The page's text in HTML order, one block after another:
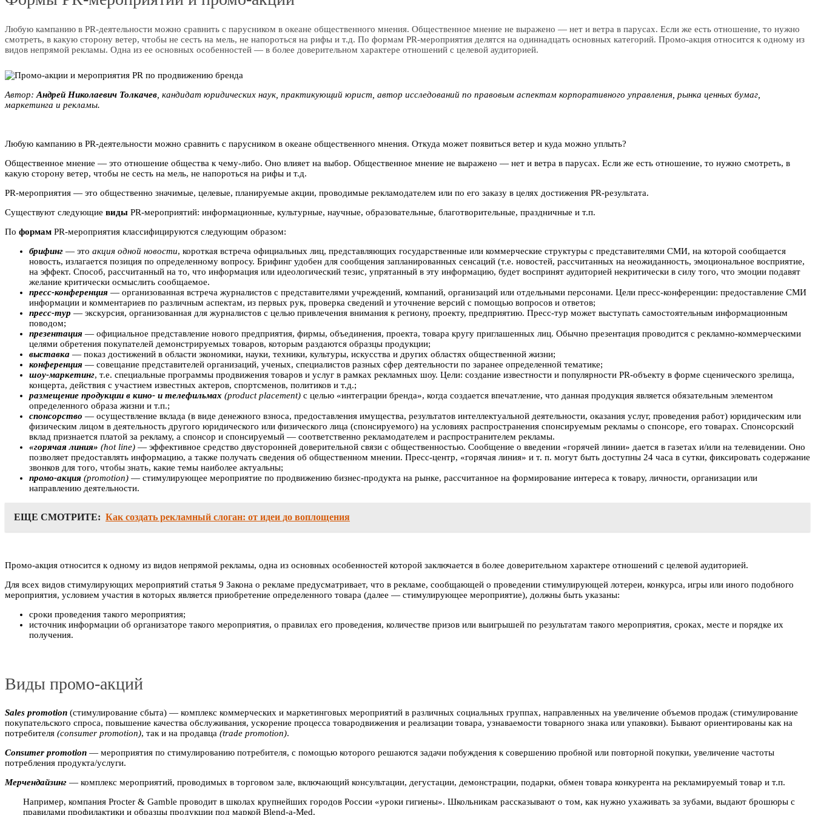
Любую кампанию в PR-деятельности можно сравнить с парусником в океане общественного мнения. Общественное мнение не выражено — нет и ветра в парусах. Если же есть отношение, то нужно
смотреть, в какую сторону ветер, чтобы не сесть на мель, не напороться на рифы и т.д. По формам PR-мероприятия делятся на одиннадцать основных категорий. Промо-акция относится к одному из
видов непрямой рекламы. Одна из ее основных особенностей — в более доверительном характере отношений с целевой аудиторией.
Автор:Aндpeй Николаевич Toлкaчeв, кандидат юридических наук, практикующий юрист, автор исследований по правовым аспектам корпоративного управления, рынка ценных бумаг,
маркетинга и рекламы.
Любую кампанию в PR-деятельности можно сравнить с парусником в океане общественного мнения. Откуда может появиться ветер и куда можно уплыть?
Общественное мнение — это отношение общества к чему-либо. Оно влияет на выбор. Общественное мнение не выражено — нет и ветра в парусах. Если же есть отношение, то нужно смотреть, в
какую сторону ветер, чтобы не сесть на мель, не напороться на рифы и т.д.
PR-мероприятия — это общественно значимые, целевые, планируемые акции, проводимые рекламодателем или по его заказу в целях достижения PR-результата.
Существуют следующие виды PR-мероприятий: информационные, культурные, научные, образовательные, благотворительные, праздничные и т.п.
По формам PR-мероприятия классифицируются следующим образом:
брифинг — это акция одной новости, короткая встреча официальных лиц, представляющих государственные или коммерческие структуры с представителями СМИ, на которой сообщается
новость, излагается позиция по определенному вопросу. Брифинг удобен для сообщения запланированных сенсаций (т.е. новостей, рассчитанных на неожиданность, эмоциональное восприятие,
на эффект. Способ, рассчитанный на то, что информация или идеологический тезис, упрятанный в эту информацию, будет воспринят аудиторией некритически в силу того, что эмоции подавят
желание критически осмыслить сообщаемое.
пресс-конференция — организованная встреча журналистов с представителями учреждений, компаний, организаций или отдельными персонами. Цели пресс-конференции: предоставление СМИ
информации и комментариев по различным аспектам, из первых рук, проверка сведений и уточнение версий с помощью вопросов и ответов;
пресс-тур — экскурсия, организованная для журналистов с целью привлечения внимания к региону, проекту, предприятию. Пресс-тур может выступать самостоятельным информационным
поводом;
презентация — официальное представление нового предприятия, фирмы, объединения, проекта, товара кругу приглашенных лиц. Обычно презентация проводится с рекламно-коммерческими
целями обретения покупателей демонстрируемых товаров, которым раздаются образцы продукции;
выставка — показ достижений в области экономики, науки, техники, культуры, искусства и других областях общественной жизни;
конференция — совещание представителей организаций, ученых, специалистов разных сфер деятельности по заранее определенной тематике;
шоу-маркетинг, т.е. специальные программы продвижения товаров и услуг в рамках рекламных шоу. Цели: создание известности и популярности PR-объекту в форме сценического зрелища,
концерта, действия с участием известных актеров, спортсменов, политиков и т.д.;
размещение продукции в кино- и телефильмах (product placement) с целью «интеграции бренда», когда создается впечатление, что данная продукция является обязательным элементом
определенного образа жизни и т.п.;
спонсорство — осуществление вклада (в виде денежного взноса, предоставления имущества, результатов интеллектуальной деятельности, оказания услуг, проведения работ) юридическим или
физическим лицом в деятельность другого юридического или физического лица (спонсируемого) на условиях распространения спонсируемым рекламы о спонсоре, его товарах. Спонсорский
вклад признается платой за рекламу, а спонсор и спонсируемый — соответственно рекламодателем и распространителем рекламы.
«горячая линия» (hot line) — эффективное средство двусторонней доверительной связи с общественностью. Сообщение о введении «горячей линии» дается в газетах и/или на телевидении. Оно
позволяет предоставлять информацию, а также получать сведения об общественном мнении. Пресс-центр, «горячая линия» и т. п. могут быть доступны 24 часа в сутки, фиксировать содержание
звонков для того, чтобы знать, какие темы наиболее актуальны;
промо-акция (promotion) — стимулирующее мероприятие по продвижению бизнес-продукта на рынке, рассчитанное на формирование интереса к товару, личности, организации или
направлению деятельности.
ЕЩЕ СМОТРИТЕ: Как создать рекламный слоган: от идеи до воплощения
Промо-акция относится к одному из видов непрямой рекламы, одна из основных особенностей которой заключается в более доверительном характере отношений с целевой аудиторией.
Для всех видов стимулирующих мероприятий статья 9 Закона о рекламе предусматривает, что в рекламе, сообщающей о проведении стимулирующей лотереи, конкурса, игры или иного подобного
мероприятия, условием участия в которых является приобретение определенного товара (далее — стимулирующее мероприятие), должны быть указаны:
сроки проведения такого мероприятия;
источник информации об организаторе такого мероприятия, о правилах его проведения, количестве призов или выигрышей по результатам такого мероприятия, сроках, месте и порядке их
получения.
Виды промо-акций
Sales promotion (стимулирование сбыта) — комплекс коммерческих и маркетинговых мероприятий в различных социальных группах, направленных на увеличение объемов продаж (стимулирование
покупательского спроса, повышение качества обслуживания, ускорение процесса товародвижения и реализации товара, узнаваемости товарного знака или упаковки). Бывают ориентированы как на
потребителя (consumer promotion), так и на продавца (trade promotion).
Consumer promotion — мероприятия по стимулированию потребителя, с помощью которого решаются задачи побуждения к совершению пробной или повторной покупки, увеличение частоты
потребления продукта/услуги.
Мерчендайзинг — комплекс мероприятий, проводимых в торговом зале, включающий консультации, дегустации, демонстрации, подарки, обмен товара конкурента на рекламируемый товар и т.п.
Например, компания Procter & Gamble проводит в школах крупнейших городов России «уроки гигиены». Школьникам рассказывают о том, как нужно ухаживать за зубами, выдают брошюры с
правилами профилактики и образцы продукции под маркой Blend-a-Med.